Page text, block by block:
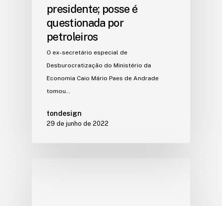
presidente; posse é
questionada por
petroleiros
O ex-secretário especial de
Desburocratização do Ministério da
Economia Caio Mário Paes de Andrade
tomou…
tondesign
29 de junho de 2022